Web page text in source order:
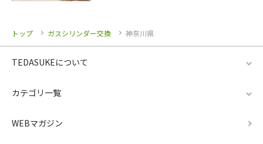
トップ ガスシリンダー交換 神奈川県
TEDASUKEについて
カテゴリ一覧
WEBマガジン